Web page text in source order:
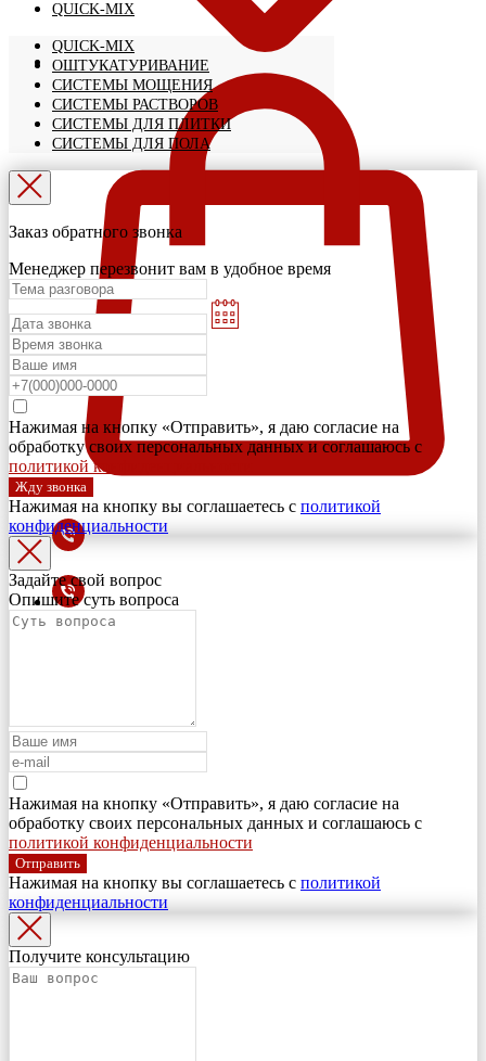
QUICK-MIX
QUICK-MIX
ОШТУКАТУРИВАНИЕ
СИСТЕМЫ МОЩЕНИЯ
СИСТЕМЫ РАСТВОРОВ
СИСТЕМЫ ДЛЯ ПЛИТКИ
СИСТЕМЫ ДЛЯ ПОЛА
Заказ обратного звонка
Менеджер перезвонит вам в удобное время
Нажимая на кнопку «Отправить», я даю согласие на
обработку своих персональных данных и соглашаюсь с
политикой конфиденциальности
Жду звонка
Нажимая на кнопку вы соглашаетесь с политикой
конфиденциальности
Задайте свой вопрос
Опишите суть вопроса
Нажимая на кнопку «Отправить», я даю согласие на
обработку своих персональных данных и соглашаюсь с
политикой конфиденциальности
Отправить
Нажимая на кнопку вы соглашаетесь с политикой
конфиденциальности
Получите консультацию